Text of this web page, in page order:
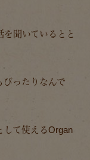
聞いているとと
ぴったりなんで
して使えるOrgan